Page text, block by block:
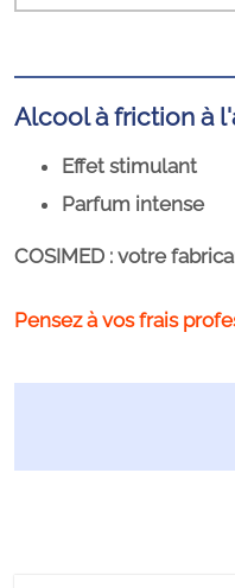
Alcool à friction à
Effet stimulant
Parfum intense
COSIMED : votre
Pensez à vos frais